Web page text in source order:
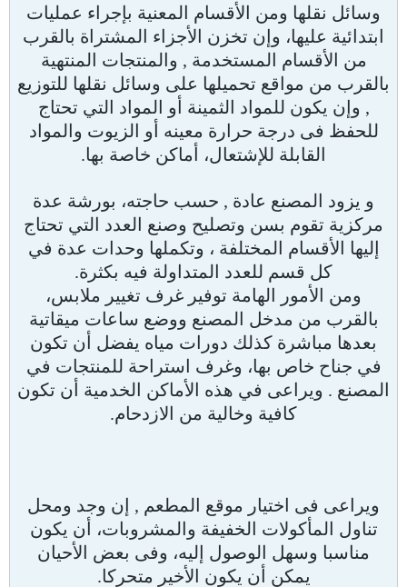
وسائل نقلها ومن الأقسام المعنية بإجراء عمليات
ابتدائية عليها، وإن تخزن الأجزاء المشتراة بالقرب
من الأقسام المستخدمة , والمنتجات المنتهية
بالقرب من مواقع تحميلها على وسائل نقلها للتوزيع
, وإن يكون للمواد الثمينة أو المواد التي تحتاج
للحفظ فى درجة حرارة معينه أو الزيوت والمواد
القابلة للإشتعال، أماكن خاصة بها.
و يزود المصنع عادة , حسب حاجته، بورشة عدة
مركزية تقوم بسن وتصليح وصنع العدد التي تحتاج
إليها الأقسام المختلفة ، وتكملها وحدات عدة في
كل قسم للعدد المتداولة فيه بكثرة.
ومن الأمور الهامة توفير غرف تغيير ملابس،
بالقرب من مدخل المصنع ووضع ساعات ميقاتية
بعدها مباشرة كذلك دورات مياه يفضل أن تكون
في جناح خاص بها، وغرف استراحة للمنتجات في
المصنع . ويراعى في هذه الأماكن الخدمية أن تكون
كافية وخالية من الازدحام.
ويراعى فى اختيار موقع المطعم , إن وجد ومحل
تناول المأكولات الخفيفة والمشروبات، أن يكون
مناسبا وسهل الوصول إليه، وفى بعض الأحيان
يمكن أن يكون الأخير متحركا.